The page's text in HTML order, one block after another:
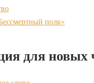
полк»
для новых